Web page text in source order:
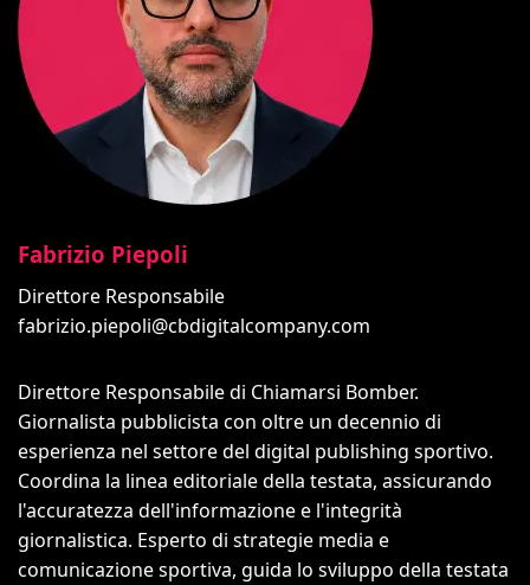
Fabrizio Piepoli
Direttore Responsabile
fabrizio.piepoli@cbdigitalcompany.com
Direttore Responsabile di Chiamarsi Bomber.
Giornalista pubblicista con oltre un decennio di
esperienza nel settore del digital publishing sportivo.
Coordina la linea editoriale della testata, assicurando
l'accuratezza dell'informazione e l'integrità
giornalistica. Esperto di strategie media e
comunicazione sportiva, guida lo sviluppo della testata